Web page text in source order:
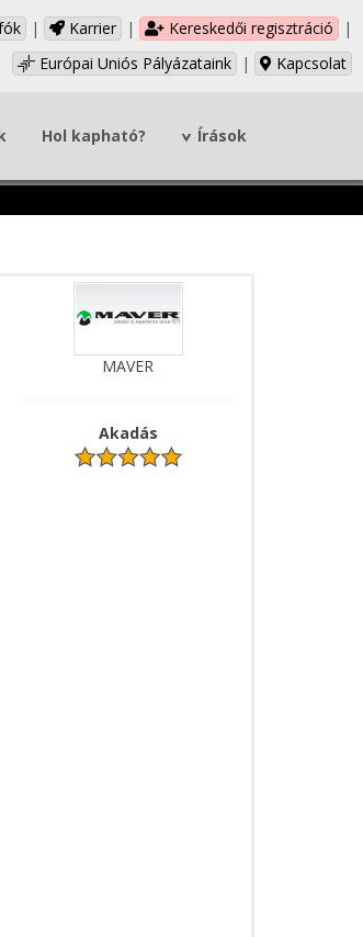
| Karrier | Kereskedői regisztráció
|
Európai Uniós Pályázataink
| Kapcsolat
Hol kapható? Írások
MAVER
Akadás